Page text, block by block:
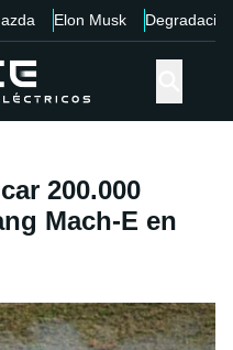
Elon Musk Degradación
200.000
Mach-E en